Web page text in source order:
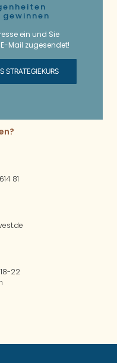
ein und Sie
Mail zugesendet!
STRATEGIEKURS
81
22